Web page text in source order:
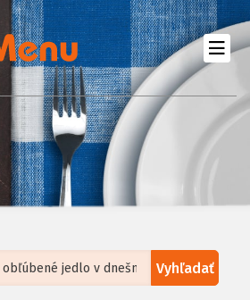
Vyhľadať
, Tiles courtesy ofHumanitarian OpenStreetMap